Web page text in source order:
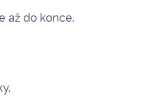
až do konce.